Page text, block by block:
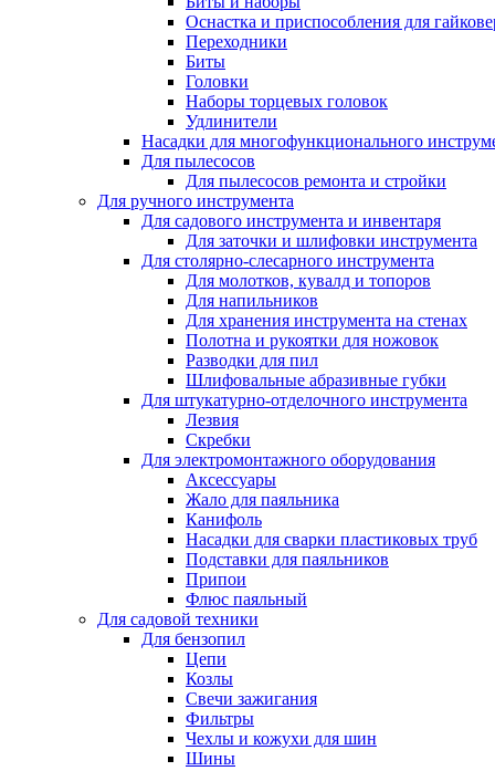
Оснастка и приспособления для
Переходники
Биты
Головки
Наборы торцевых головок
Удлинители
Насадки для многофункционального
Для пылесосов
Для пылесосов ремонта и стройки
Для ручного инструмента
Для садового инструмента и инвентаря
Для заточки и шлифовки инструмента
Для столярно-слесарного инструмента
Для молотков, кувалд и топоров
Для напильников
Для хранения инструмента на стенах
Полотна и рукоятки для ножовок
Разводки для пил
Шлифовальные абразивные губки
Для штукатурно-отделочного инструмента
Лезвия
Скребки
Для электромонтажного оборудования
Аксессуары
Жало для паяльника
Канифоль
Насадки для сварки пластиковых труб
Подставки для паяльников
Припои
Флюс паяльный
Для садовой техники
Для бензопил
Цепи
Козлы
Свечи зажигания
Фильтры
Чехлы и кожухи для шин
Шины